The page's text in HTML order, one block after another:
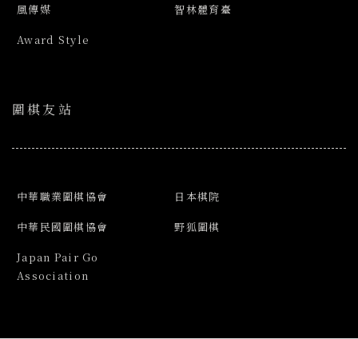
風傳媒
智林體育臺
Award Style
圍棋友站
中華職業圍棋協會
日本棋院
中華民國圍棋協會
野狐圍棋
Japan Pair Go
Association